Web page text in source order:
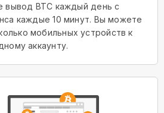
вывод BTC каждый день с
каждые 10 минут. Вы можете
мобильных устройств к
аккаунту.